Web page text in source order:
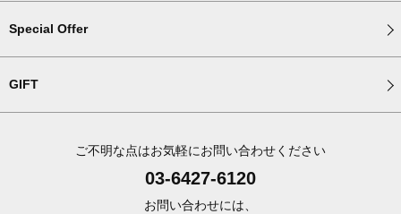
Special Offer
GIFT
ご不明な点はお気軽にお問い合わせください
03-6427-6120
お問い合わせには、